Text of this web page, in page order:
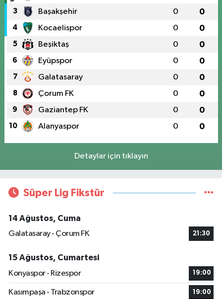
3 Başakşehir 0 0
4 Kocaelispor 0 0
5 Beşiktaş 0 0
6 Eyüpspor 0 0
7 Galatasaray 0 0
8 Çorum FK 0 0
9 Gaziantep FK 0 0
10 Alanyaspor 0 0
Detaylar için tıklayın
Süper Lig Fikstür
14 Ağustos, Cuma
Galatasaray - Çorum FK
21:30
15 Ağustos, Cumartesi
Konyaspor - Rizespor
19:00
Kasımpaşa - Trabzonspor 19:00